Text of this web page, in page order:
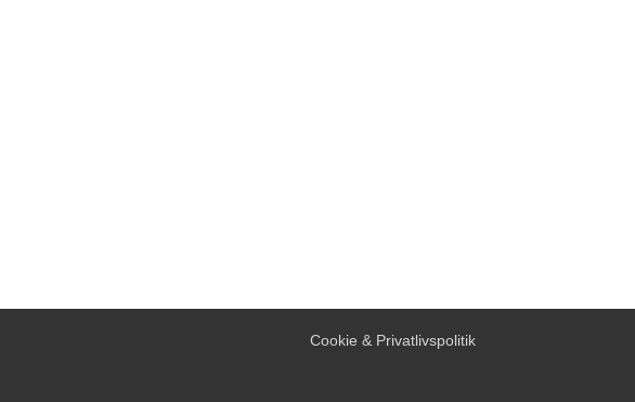
Cookie & Privatlivspolitik